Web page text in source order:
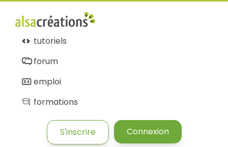
tutoriels
forum
emploi
formations
S'inscrire Connexion